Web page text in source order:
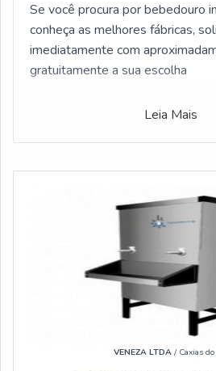
Se você procura por bebedouro
conheça as melhores fábricas,
imediatamente com
gratuitamente a sua escolha
Leia Mais
VENEZA LTDA/ Caxias